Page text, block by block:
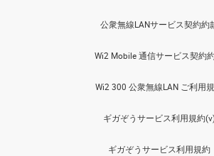
公衆無線LANサービス契約約
Wi2 Mobile 通信サービス契約
Wi2 300 公衆無線LAN ご利用
ギガぞうサービス利用規約
ギガぞうサービス利用規約